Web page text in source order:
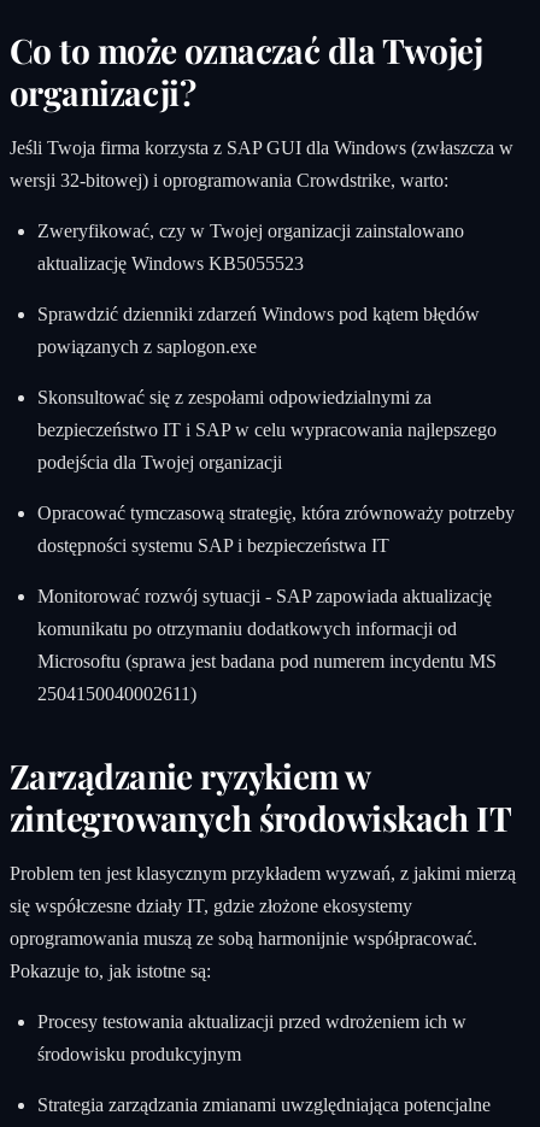
Co to może oznaczać dla Twojej
organizacji?
Jeśli Twoja firma korzysta z SAP GUI dla Windows (zwłaszcza w
wersji 32-bitowej) i oprogramowania Crowdstrike, warto:
Zweryfikować, czy w Twojej organizacji zainstalowano
aktualizację Windows KB5055523
Sprawdzić dzienniki zdarzeń Windows pod kątem błędów
powiązanych z saplogon.exe
Skonsultować się z zespołami odpowiedzialnymi za
bezpieczeństwo IT i SAP w celu wypracowania najlepszego
podejścia dla Twojej organizacji
Opracować tymczasową strategię, która zrównoważy potrzeby
dostępności systemu SAP i bezpieczeństwa IT
Monitorować rozwój sytuacji - SAP zapowiada aktualizację
komunikatu po otrzymaniu dodatkowych informacji od
Microsoftu (sprawa jest badana pod numerem incydentu MS
2504150040002611)
Zarządzanie ryzykiem w
zintegrowanych środowiskach IT
Problem ten jest klasycznym przykładem wyzwań, z jakimi mierzą
się współczesne działy IT, gdzie złożone ekosystemy
oprogramowania muszą ze sobą harmonijnie współpracować.
Pokazuje to, jak istotne są:
Procesy testowania aktualizacji przed wdrożeniem ich w
środowisku produkcyjnym
Strategia zarządzania zmianami uwzględniająca potencjalne